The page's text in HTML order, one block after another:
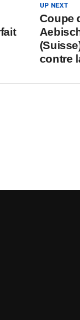
UP NEXT
Coupe
contre